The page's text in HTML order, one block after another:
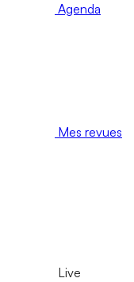
Agenda
Mes revues
Live